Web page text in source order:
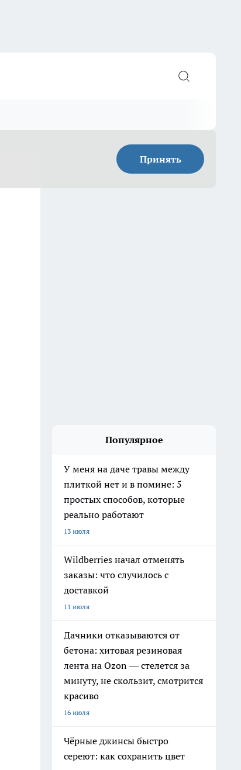
Принять
Популярное
У меня на даче травы между
плиткой нет и в помине: 5
простых способов, которые
реально работают
13 июля
Wildberries начал отменять
заказы: что случилось с
доставкой
11 июля
Дачники отказываются от
бетона: хитовая резиновая
лента на Ozon — стелется за
минуту, не скользит, смотрится
красиво
16 июля
Чёрные джинсы быстро
сереют: как сохранить цвет